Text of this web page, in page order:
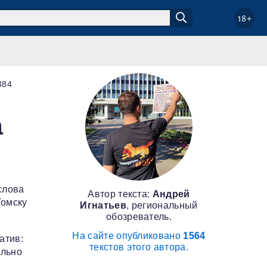
18+
Автор текста: Андрей
Игнатьев, региональный
обозреватель.
На сайте опубликовано 1564
текстов этого автора.